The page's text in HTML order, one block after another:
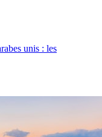
unis : les